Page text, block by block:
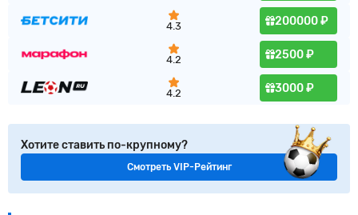
4.3 200000 ₽
4.2 2500 ₽
4.2 3000 ₽
Хотите ставить по-крупному?
Смотреть VIP-Рейтинг